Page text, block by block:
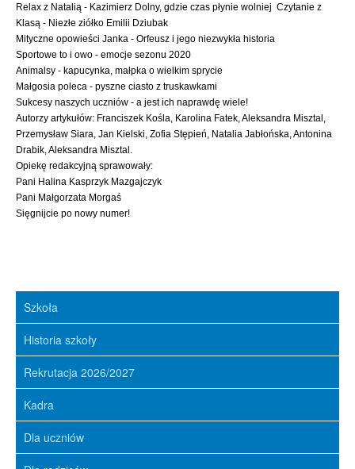
Relax z Natalią - Kazimierz Dolny, gdzie czas płynie wolniej Czytanie z
Klasą - Niezłe ziółko Emilii Dziubak
Mityczne opowieści Janka - Orfeusz i jego niezwykła historia
Sportowe to i owo - emocje sezonu 2020
Animalsy - kapucynka, małpka o wielkim sprycie
Małgosia poleca - pyszne ciasto z truskawkami
Sukcesy naszych uczniów - a jest ich naprawdę wiele!
Autorzy artykułów: Franciszek Kośla, Karolina Fatek, Aleksandra Misztal,
Przemysław Siara, Jan Kielski, Zofia Stępień, Natalia Jabłońska, Antonina
Drabik, Aleksandra Misztal.
Opiekę redakcyjną sprawowały:
Pani Halina Kasprzyk Mazgajczyk
Pani Małgorzata Morgaś
Sięgnijcie po nowy numer!
Szkoła
Historia szkoły
Rekrutacja 2026/2027
Kadra
Dla uczniów